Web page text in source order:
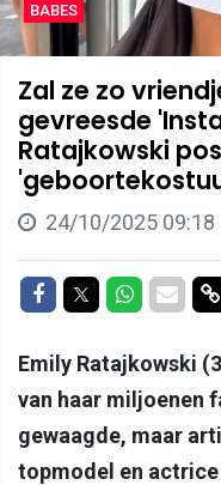
BABES
Zal ze zo
gevreesde
Ratajkowski
24/10/2025 09:18
Delen op Facebook
Delen op
Delen op
Emily Ratajkowski
van haar miljoenen
gewaagde, maar
topmodel en